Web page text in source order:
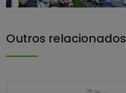
Outros relacionados